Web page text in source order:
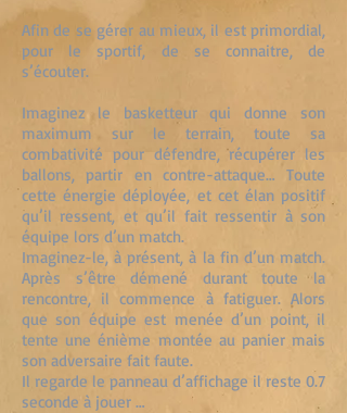
Afin de se gérer au mieux, il est primordial,
pour le sportif, de se connaitre, de
s’écouter.
Imaginez le basketteur qui donne son
maximum sur le terrain, toute sa
combativité pour défendre, récupérer les
ballons, partir en contre-attaque… Toute
cette énergie déployée, et cet élan positif
qu’il ressent, et qu’il fait ressentir à son
équipe lors d’un match.
Imaginez-le, à présent, à la fin d’un match.
Après s’être démené durant toute la
rencontre, il commence à fatiguer. Alors
que son équipe est menée d’un point, il
tente une énième montée au panier mais
son adversaire fait faute.
Il regarde le panneau d’affichage il reste 0.7
seconde à jouer …